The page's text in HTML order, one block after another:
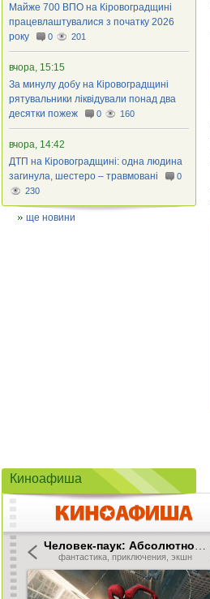
Майже 700 ВПО на Кіровоградщині
працевлаштувалися з початку 2026
року
0 201
вчора, 15:15
За минулу добу на Кіровоградщині
рятувальники ліквідували понад два
десятки пожеж
0 160
вчора, 14:42
ДТП на Кіровоградщині: одна людина
загинула, шестеро – травмовані
0
230
ще новини
Киноафиша